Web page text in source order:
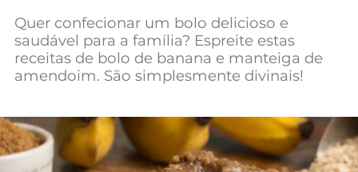
Quer confecionar um bolo delicioso e
saudável para a família? Espreite estas
receitas de bolo de banana e manteiga de
amendoim. São simplesmente divinais!